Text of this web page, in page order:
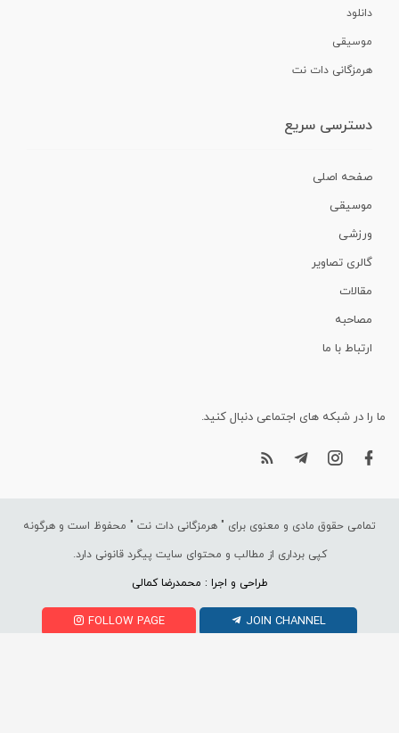
دانلود
موسیقی
هرمزگانی دات نت
دسترسی سریع
صفحه اصلی
موسیقی
ورزشی
گالری تصاویر
مقالات
مصاحبه
ارتباط با ما
ما را در شبکه های اجتماعی دنبال کنید.
تمامی حقوق مادی و معنوی برای " هرمزگانی دات نت " محفوظ است و هرگونه
کپی برداری از مطالب و محتوای سایت پیگرد قانونی دارد.
طراحی و اجرا : محمدرضا کمالی
FOLLOW PAGE JOIN CHANNEL